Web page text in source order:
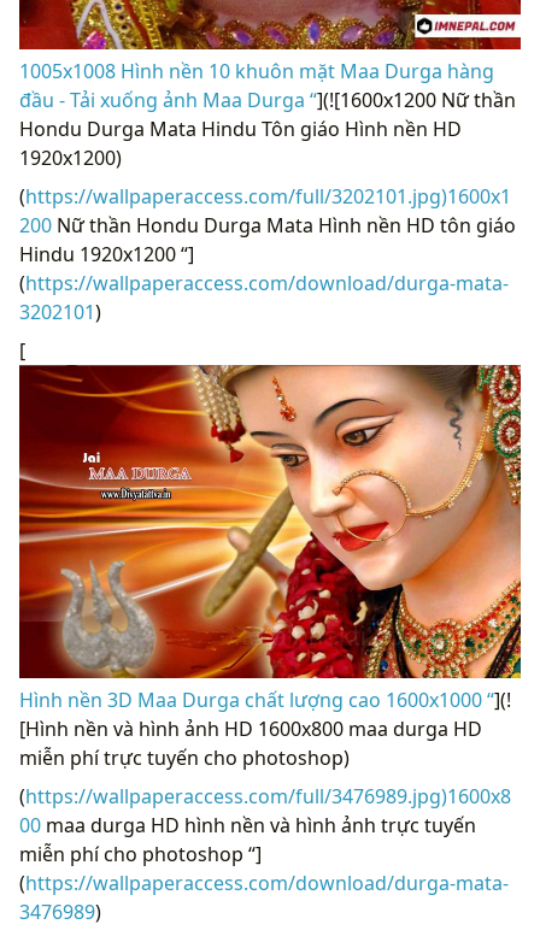
1005x1008 Hình nền 10 khuôn mặt Maa Durga hàng
đầu - Tải xuống ảnh Maa Durga “](![1600x1200 Nữ thần
Hondu Durga Mata Hindu Tôn giáo Hình nền HD
1920x1200)
(https://wallpaperaccess.com/full/3202101.jpg)1600x1
200 Nữ thần Hondu Durga Mata Hình nền HD tôn giáo
Hindu 1920x1200 “]
(https://wallpaperaccess.com/download/durga-mata-
3202101)
[
Hình nền 3D Maa Durga chất lượng cao 1600x1000 “](!
[Hình nền và hình ảnh HD 1600x800 maa durga HD
miễn phí trực tuyến cho photoshop)
(https://wallpaperaccess.com/full/3476989.jpg)1600x8
00 maa durga HD hình nền và hình ảnh trực tuyến
miễn phí cho photoshop “]
(https://wallpaperaccess.com/download/durga-mata-
3476989)